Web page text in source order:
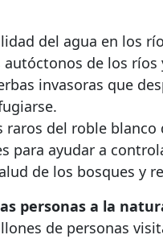
del agua en los
autóctonos de los ríos
invasoras que
del roble blanco
para ayudar a
de los bosques y
personas a la
de personas